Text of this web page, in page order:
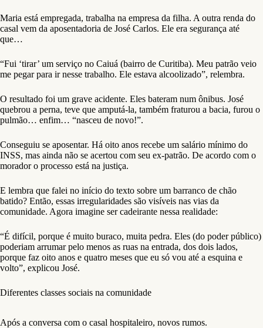
Maria está empregada, trabalha na empresa da filha. A outra renda do
casal vem da aposentadoria de José Carlos. Ele era segurança até
que…
“Fui ‘tirar’ um serviço no Caiuá (bairro de Curitiba). Meu patrão veio
me pegar para ir nesse trabalho. Ele estava alcoolizado”, relembra.
O resultado foi um grave acidente. Eles bateram num ônibus. José
quebrou a perna, teve que amputá-la, também fraturou a bacia, furou o
pulmão… enfim… “nasceu de novo!”.
Conseguiu se aposentar. Há oito anos recebe um salário mínimo do
INSS, mas ainda não se acertou com seu ex-patrão. De acordo com o
morador o processo está na justiça.
E lembra que falei no início do texto sobre um barranco de chão
batido? Então, essas irregularidades são visíveis nas vias da
comunidade. Agora imagine ser cadeirante nessa realidade:
“É difícil, porque é muito buraco, muita pedra. Eles (do poder público)
poderiam arrumar pelo menos as ruas na entrada, dos dois lados,
porque faz oito anos e quatro meses que eu só vou até a esquina e
volto”, explicou José.
Diferentes classes sociais na comunidade
Após a conversa com o casal hospitaleiro, novos rumos.